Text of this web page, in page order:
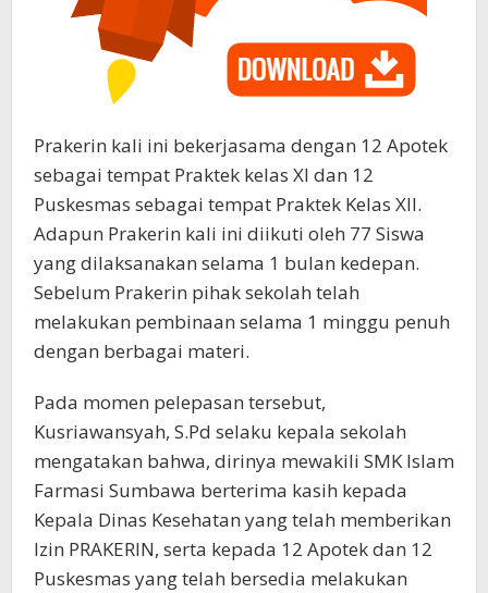
Prakerin kali ini bekerjasama dengan 12 Apotek
sebagai tempat Praktek kelas XI dan 12
Puskesmas sebagai tempat Praktek Kelas XII.
Adapun Prakerin kali ini diikuti oleh 77 Siswa
yang dilaksanakan selama 1 bulan kedepan.
Sebelum Prakerin pihak sekolah telah
melakukan pembinaan selama 1 minggu penuh
dengan berbagai materi.
Pada momen pelepasan tersebut,
Kusriawansyah, S.Pd selaku kepala sekolah
mengatakan bahwa, dirinya mewakili SMK Islam
Farmasi Sumbawa berterima kasih kepada
Kepala Dinas Kesehatan yang telah memberikan
Izin PRAKERIN, serta kepada 12 Apotek dan 12
Puskesmas yang telah bersedia melakukan